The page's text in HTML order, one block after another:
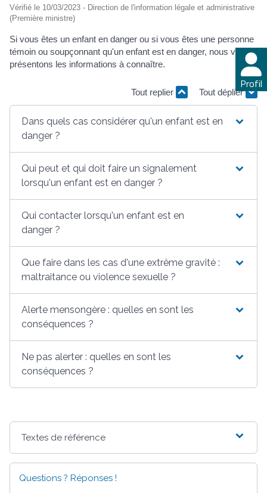
Profil
Vérifié le 10/03/2023 - Direction de l'information légale et administrative
(Première ministre)
Si vous êtes un enfant en danger ou si vous êtes une personne
témoin ou soupçonnant qu'un enfant est en danger, nous vous
présentons les informations à connaître.
Tout replier Tout déplier
Dans quels cas considérer qu'un enfant est en
danger ?
Qui peut et qui doit faire un signalement
lorsqu'un enfant est en danger ?
Qui contacter lorsqu'un enfant est en
danger ?
Que faire dans les cas d'une extrême gravité :
maltraitance ou violence sexuelle ?
Alerte mensongère : quelles en sont les
conséquences ?
Ne pas alerter : quelles en sont les
conséquences ?
Textes de référence
Questions ? Réponses !